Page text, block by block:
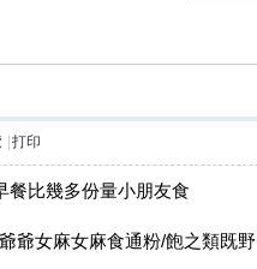
打印
餐比幾多份量小朋友食
爺女麻女麻食通粉/飽之類既野